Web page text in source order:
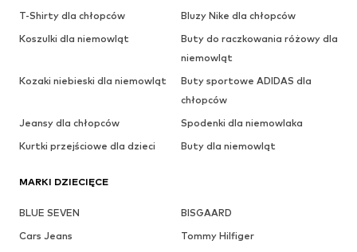
T-Shirty dla chłopców
Bluzy Nike dla chłopców
Koszulki dla niemowląt
Buty do raczkowania różowy dla
niemowląt
Kozaki niebieski dla niemowląt
Buty sportowe ADIDAS dla
chłopców
Jeansy dla chłopców
Spodenki dla niemowlaka
Kurtki przejściowe dla dzieci
Buty dla niemowląt
MARKI DZIECIĘCE
BLUE SEVEN
BISGAARD
Cars Jeans
Tommy Hilfiger